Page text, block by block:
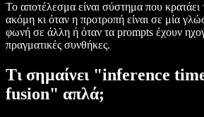
Το αποτέλεσμα είναι σύστημα που κρατάει
ακόμη κι όταν η προτροπή είναι σε μία
φωνή σε άλλη ή όταν τα prompts έχουν
πραγματικές συνθήκες.
Τι σημαίνει "inference
fusion" απλά;